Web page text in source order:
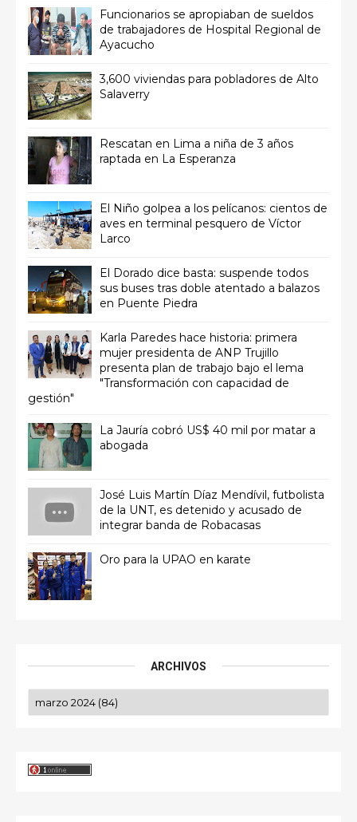
Funcionarios se apropiaban de sueldos
de trabajadores de Hospital Regional de
Ayacucho
3,600 viviendas para pobladores de Alto
Salaverry
Rescatan en Lima a niña de 3 años
raptada en La Esperanza
El Niño golpea a los pelícanos: cientos de
aves en terminal pesquero de Víctor
Larco
El Dorado dice basta: suspende todos
sus buses tras doble atentado a balazos
en Puente Piedra
Karla Paredes hace historia: primera
mujer presidenta de ANP Trujillo
presenta plan de trabajo bajo el lema
"Transformación con capacidad de
gestión"
La Jauría cobró US$ 40 mil por matar a
abogada
José Luis Martín Díaz Mendívil, futbolista
de la UNT, es detenido y acusado de
integrar banda de Robacasas
Oro para la UPAO en karate
ARCHIVOS